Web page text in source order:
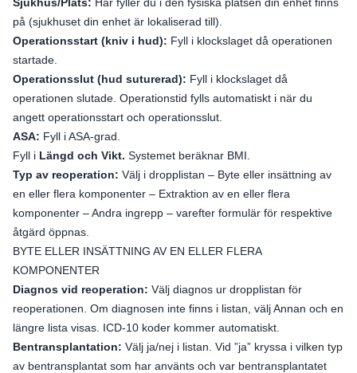
på (sjukhuset din enhet är lokaliserad till).
Operationsstart (kniv i hud): Fyll i klockslaget då operationen
startade.
Operationsslut (hud suturerad): Fyll i klockslaget då
operationen slutade. Operationstid fylls automatiskt i när du
angett operationsstart och operationsslut.
ASA: Fyll i ASA-grad.
Fyll i Längd och Vikt. Systemet beräknar BMI.
Typ av reoperation: Välj i dropplistan – Byte eller insättning av
en eller flera komponenter – Extraktion av en eller flera
komponenter – Andra ingrepp – varefter formulär för respektive
åtgärd öppnas.
BYTE ELLER INSÄTTNING AV EN ELLER FLERA
KOMPONENTER
Diagnos vid reoperation: Välj diagnos ur dropplistan för
reoperationen. Om diagnosen inte finns i listan, välj Annan och en
längre lista visas. ICD-10 koder kommer automatiskt.
Bentransplantation: Välj ja/nej i listan. Vid ”ja” kryssa i vilken typ
av bentransplantat som har använts och var bentransplantatet